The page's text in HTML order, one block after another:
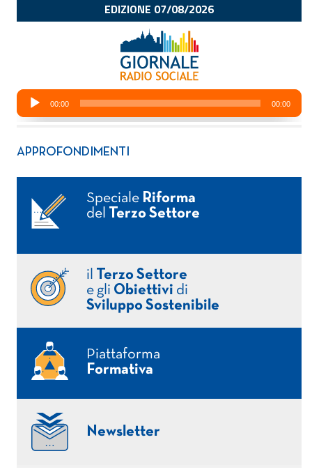
APPROFONDIMENTI
Speciale Riforma
del
Terzo Settore
il
Terzo Settore
e gli Obiettivi di
Sviluppo Sostenibile
Piattaforma
Formativa
Newsletter